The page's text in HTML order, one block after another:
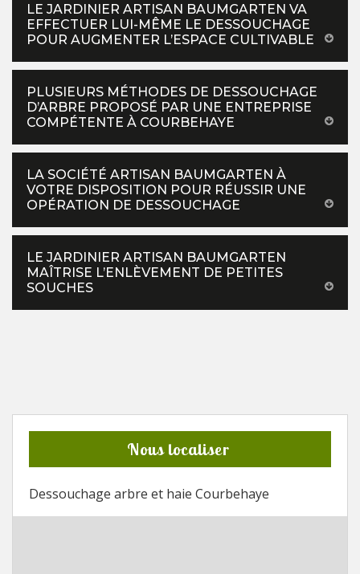
LE JARDINIER ARTISAN BAUMGARTEN VA
EFFECTUER LUI-MÊME LE DESSOUCHAGE
POUR AUGMENTER L’ESPACE CULTIVABLE
PLUSIEURS MÉTHODES DE DESSOUCHAGE
D’ARBRE PROPOSÉ PAR UNE ENTREPRISE
COMPÉTENTE À COURBEHAYE
LA SOCIÉTÉ ARTISAN BAUMGARTEN À
VOTRE DISPOSITION POUR RÉUSSIR UNE
OPÉRATION DE DESSOUCHAGE
LE JARDINIER ARTISAN BAUMGARTEN
MAÎTRISE L’ENLÈVEMENT DE PETITES
SOUCHES
Nous localiser
Dessouchage arbre et haie Courbehaye